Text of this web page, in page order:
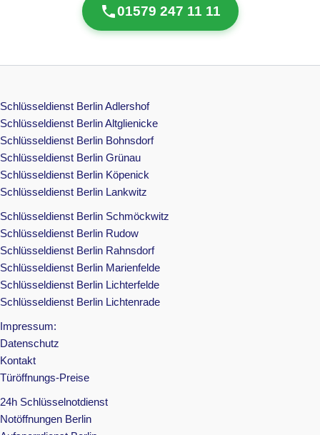
01579 247 11 11
Schlüsseldienst Berlin Adlershof
Schlüsseldienst Berlin Altglienicke
Schlüsseldienst Berlin Bohnsdorf
Schlüsseldienst Berlin Grünau
Schlüsseldienst Berlin Köpenick
Schlüsseldienst Berlin Lankwitz
Schlüsseldienst Berlin Schmöckwitz
Schlüsseldienst Berlin Rudow
Schlüsseldienst Berlin Rahnsdorf
Schlüsseldienst Berlin Marienfelde
Schlüsseldienst Berlin Lichterfelde
Schlüsseldienst Berlin Lichtenrade
Impressum:
Datenschutz
Kontakt
Türöffnungs-Preise
24h Schlüsselnotdienst
Notöffnungen Berlin